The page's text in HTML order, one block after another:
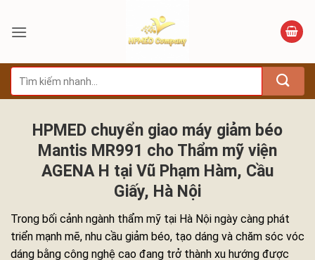
qua
dung
Tìm
kiếm:
HPMED chuyển giao máy giảm béo
Mantis MR991 cho Thẩm mỹ viện
AGENA H tại Vũ Phạm Hàm, Cầu
Giấy, Hà Nội
Trong bối cảnh ngành thẩm mỹ tại Hà Nội ngày càng phát
triển mạnh mẽ, nhu cầu giảm béo, tạo dáng và chăm sóc vóc
dáng bằng công nghệ cao đang trở thành xu hướng được